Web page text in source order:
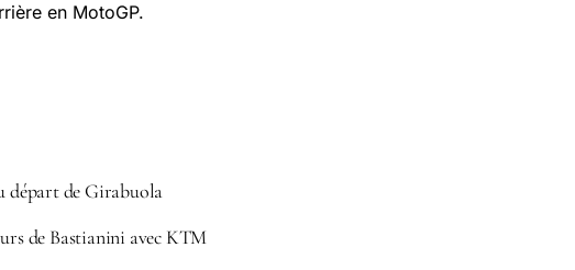
en MotoGP.
départ de Girabuola
de Bastianini avec KTM